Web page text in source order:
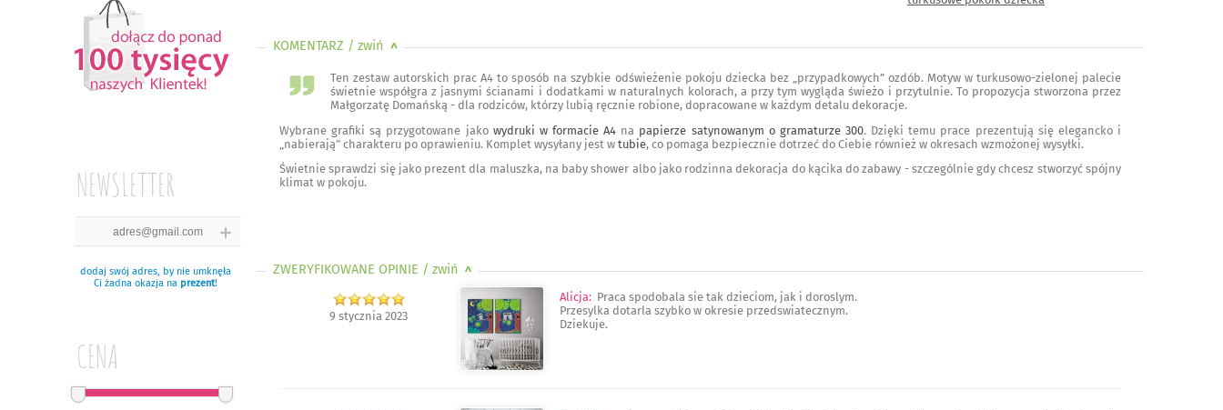
NEWSLETTER
dodaj swój adres, by nie umknęła
Ci żadna okazja na prezent!
CENA
KOMENTARZ / zwiń <
Ten zestaw autorskich prac A4 to sposób na szybkie odświeżenie pokoju dziecka bez „przypadkowych” ozdób. Motyw w turkusowo-zielonej palecie
świetnie współgra z jasnymi ścianami i dodatkami w naturalnych kolorach, a przy tym wygląda świeżo i przytulnie. To propozycja stworzona przez
Małgorzatę Domańską - dla rodziców, którzy lubią ręcznie robione, dopracowane w każdym detalu dekoracje.
Wybrane grafiki są przygotowane jako wydruki w formacie A4 na papierze satynowanym o gramaturze 300. Dzięki temu prace prezentują się elegancko i
„nabierają” charakteru po oprawieniu. Komplet wysyłany jest w tubie, co pomaga bezpiecznie dotrzeć do Ciebie również w okresach wzmożonej wysyłki.
Świetnie sprawdzi się jako prezent dla maluszka, na baby shower albo jako rodzinna dekoracja do kącika do zabawy - szczególnie gdy chcesz stworzyć spójny
klimat w pokoju.
ZWERYFIKOWANE OPINIE / zwiń >
9 stycznia 2023
Alicja: Praca spodobala sie tak dzieciom, jak i doroslym.
Przesylka dotarla szybko w okresie przedswiatecznym.
Dziekuje.